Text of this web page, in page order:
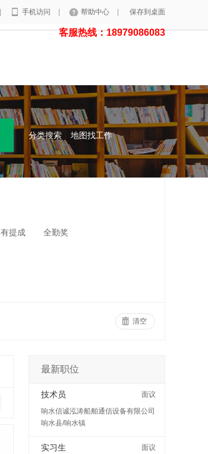
手机访问 帮助中心 保存到桌面
客服热线：18979086083
分类搜索 地图找工作
有提成 全勤奖
清空
最新职位
技术员
面议
响水信诚泓涛船舶通信设备有限公司
响水县/响水镇
实习生
面议